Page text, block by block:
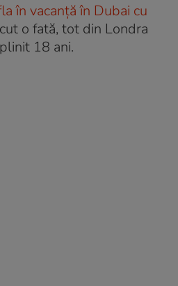
în vacanță în Dubai cu
o fată, tot din Londra
18 ani.